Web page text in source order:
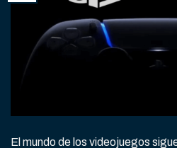
El mundo de los videojuegos